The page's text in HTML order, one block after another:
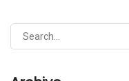
entradas
Search
for: